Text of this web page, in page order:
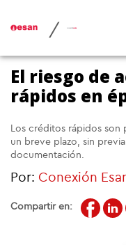
/
El riesgo de
rápidos en
Los créditos rápidos son
un breve plazo, sin
documentación.
Por: Conexión
Compartir en: